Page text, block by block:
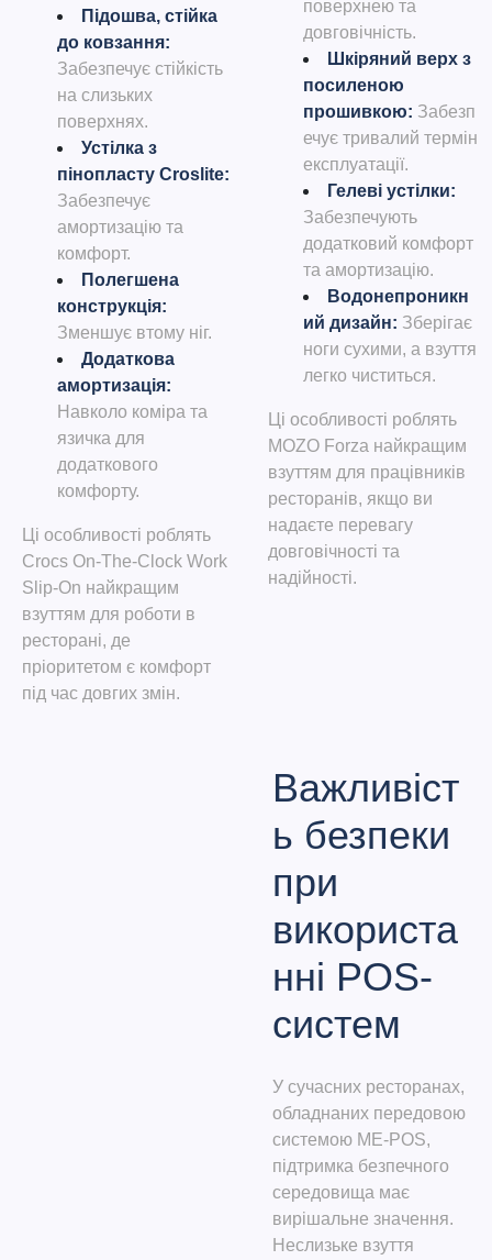
Підошва, стійка
до ковзання:
Забезпечує стійкість
на слизьких
поверхнях.
Устілка з
пінопласту Croslite:
Забезпечує
амортизацію та
комфорт.
Полегшена
конструкція:
Зменшує втому ніг.
Додаткова
амортизація:
Навколо коміра та
язичка для
додаткового
комфорту.
Ці особливості роблять
Crocs On-The-Clock Work
Slip-On найкращим
взуттям для роботи в
ресторані, де
пріоритетом є комфорт
під час довгих змін.
поверхнею та
довговічність.
Шкіряний верх з
посиленою
прошивкою: Забезп
ечує тривалий термін
експлуатації.
Гелеві устілки:
Забезпечують
додатковий комфорт
та амортизацію.
Водонепроникн
ий дизайн: Зберігає
ноги сухими, а взуття
легко чиститься.
Ці особливості роблять
MOZO Forza найкращим
взуттям для працівників
ресторанів, якщо ви
надаєте перевагу
довговічності та
надійності.
Важливіст
ь безпеки
при
використа
нні POS-
систем
У сучасних ресторанах,
обладнаних передовою
системою ME-POS,
підтримка безпечного
середовища має
вирішальне значення.
Неслизьке взуття